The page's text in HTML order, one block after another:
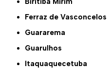
Ferraz de Vasconcelos
Guararema
Guarulhos
Itaquaquecetuba